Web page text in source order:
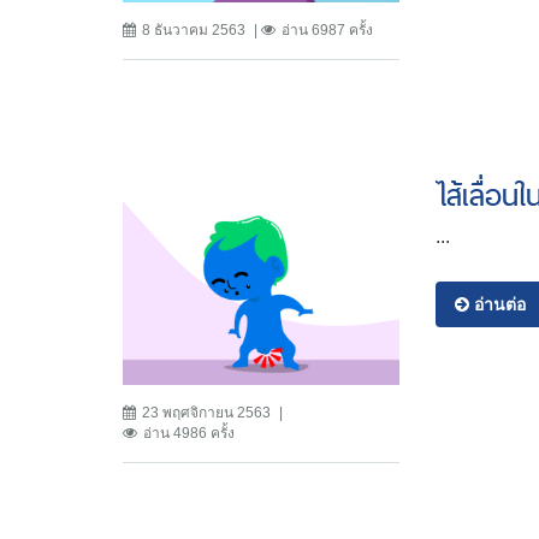
8 ธันวาคม 2563 อ่าน 6987 ครั้ง
23 พฤศจิกายน 2563
อ่าน 4986 ครั้ง
ไส้เลื่อนใ
...
อ่านต่อ